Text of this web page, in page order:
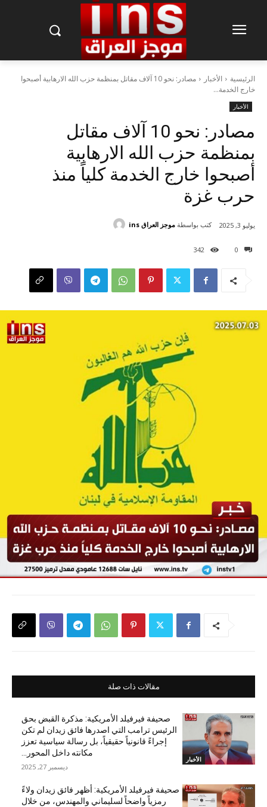
الرئيسية الأخبار
مصادر: نحو 10 آلاف مقاتل بمنظمة حزب الله الارهابية أصبحوا
خارج الخدمة...
الأخبار
مصادر: نحو 10 آلاف مقاتل
بمنظمة حزب الله الارهابية
أصبحوا خارج الخدمة كلياً منذ
حرب غزة
0
342
يوليو 3, 2025 كتب بواسطة موجز العراق ins
مقالات ذات صلة
الأخبار
صحيفة فيرفيلد الأمريكية: مذكرة القبض بحق
الرئيس ترامب التي اصدرها فائق زيدان لم تكن
إجراءً قانونياً حقيقياً، بل رسالة سياسية تعزز
مكانته داخل المحور...
ديسمبر 27, 2025
صحيفة فيرفيلد الأمريكية: أظهر فائق زيدان ولاءً
رمزياً واضحاً لسليماني والمهندس، من خلال